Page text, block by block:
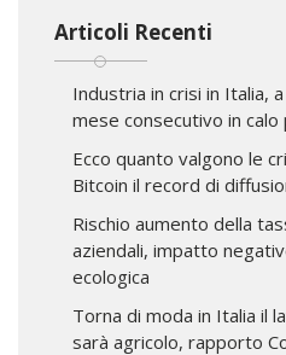
Articoli Recenti
Industria in crisi in Italia,
mese consecutivo in
Ecco quanto valgono le
Bitcoin il record di
Rischio aumento della
aziendali, impatto
ecologica
Torna di moda in Italia il
sarà agricolo, rapporto